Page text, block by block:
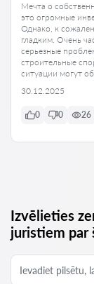
Мечта о
это огромные
Однако, к
гладким. Очень
серьезные
строительные
ситуации могут
30.12.2025
0 0 26
Izvēlieties
juristiem par